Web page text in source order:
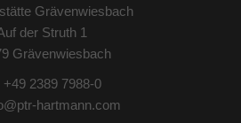
Grävenwiesbach
der Struth 1
Grävenwiesbach
2389 7988-0
hartmann.com